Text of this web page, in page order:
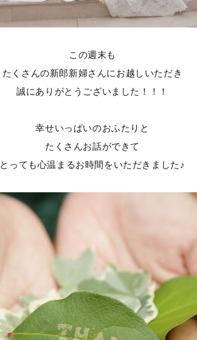
この週末も
たくさんの新郎新婦さんにお越しいただき
誠にありがとうございました！！！
幸せいっぱいのおふたりと
たくさんお話ができて
とっても心温まるお時間をいただきました♪